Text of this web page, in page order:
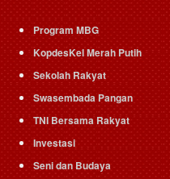
Program MBG
KopdesKel Merah Putih
Sekolah Rakyat
Swasembada Pangan
TNI Bersama Rakyat
Investasi
Seni dan Budaya